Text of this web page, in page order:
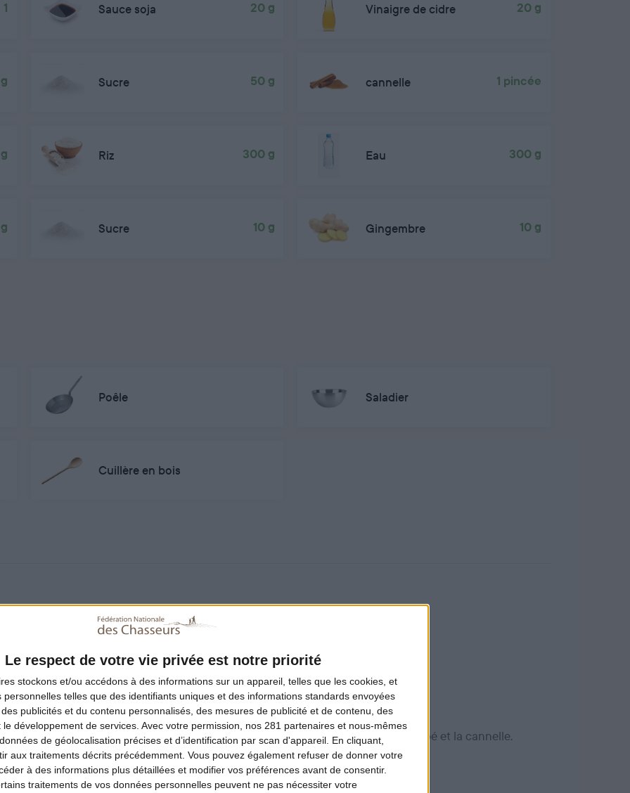
Le respect de votre vie privée est notre priorité
stockons et/ou accédons à des informations sur un appareil, telles que les cookies, et
personnelles telles que des identifiants uniques et des informations standards envoyées
publicités et du contenu personnalisés, des mesures de publicité et de contenu, des
développement de services. Avec votre permission, nos 281 partenaires et nous-mêmes
de géolocalisation précises et d’identification par scan d'appareil. En cliquant,
aux traitements décrits précédemment. Vous pouvez également refuser de donner votre
à des informations plus détaillées et modifier vos préférences avant de consentir.
traitements de vos données personnelles peuvent ne pas nécessiter votre
1 Sauce soja 20 g Vinaigre de cidre 20 g
Sucre 50 g cannelle 1 pincée
Riz 300 g Eau 300 g
Sucre 10 g Gingembre 10 g
Poêle Saladier
Cuillère en bois
sucre dans une poêle. Ajouter ensuite l’eau, le vinaigre, le soja, le gingembre râpé et la cannelle.
en croisillons et le mettre à mariner pendant 1h dans le caramel.